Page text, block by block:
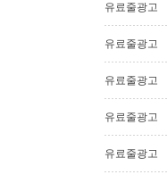
유료줄광고
유료줄광고
유료줄광고
유료줄광고
유료줄광고